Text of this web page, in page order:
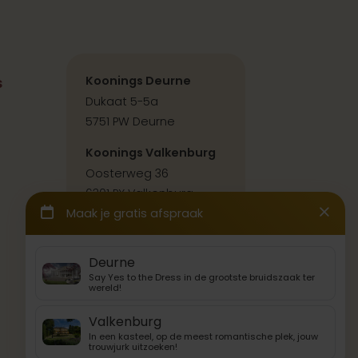
Koonings Deurne
Dukaat 5-5a
5751 PW Deurne
Koonings Valkenburg
Oosterweg 36
6301 PX Valkenburg
Contact & route